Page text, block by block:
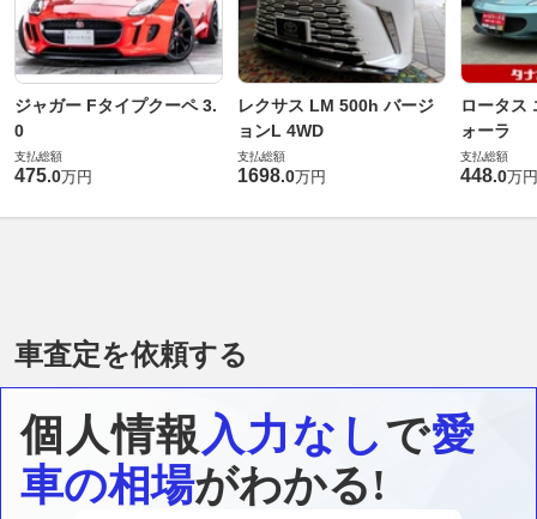
ジャガー Fタイプクーペ 3.
0
支払総額
475.0万円
レクサス LM 500h バージ
ョンL 4WD
支払総額
1698.0万円
ロータス
ォーラ
支払総額
448.0万円
車査定を依頼する
個人情報入力なしで愛
車の相場がわかる!